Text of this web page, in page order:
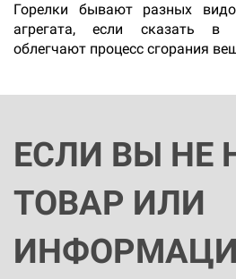
Горелки бывают разных
агрегата, если сказать в
облегчают процесс сгорания
ЕСЛИ ВЫ НЕ
ТОВАР ИЛИ